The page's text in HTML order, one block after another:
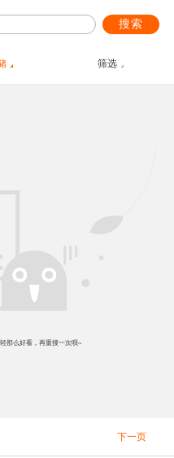
搜索
筛选
那么好看，再重搜一次呗~
下一页